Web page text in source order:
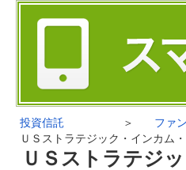
投資信託 ＞ ファ
ＵＳストラテジック・インカム
ＵＳストラテジ